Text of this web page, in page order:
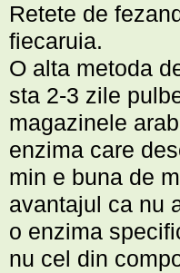
Retete de
fiecaruia.
O alta metoda
sta 2-3 zile
magazinele
enzima care
min e buna de
avantajul ca nu
o enzima
nu cel din